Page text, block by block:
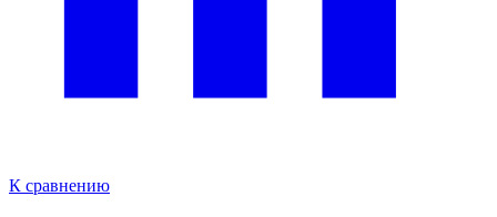
К сравнению